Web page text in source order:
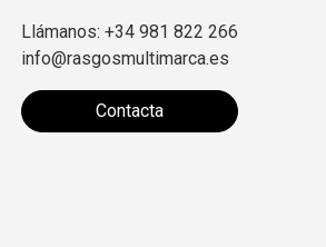
Llámanos: +34 981 822 266
info@rasgosmultimarca.es
Contacta